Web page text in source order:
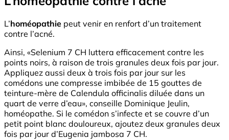
L’homéopathie peut venir en renfort d’un traitement
contre l’acné.
Ainsi, «Selenium 7 CH luttera efficacement contre les
points noirs, à raison de trois granules deux fois par jour.
Appliquez aussi deux à trois fois par jour sur les
comédons une compresse imbibée de 15 gouttes de
teinture-mère de Calendula officinalis diluée dans un
quart de verre d’eau», conseille Dominique Jeulin,
homéopathe. Si le comédon s’infecte et se couvre d’un
petit point blanc douloureux, ajoutez deux granules deux
fois par jour d’Eugenia jambosa 7 CH.